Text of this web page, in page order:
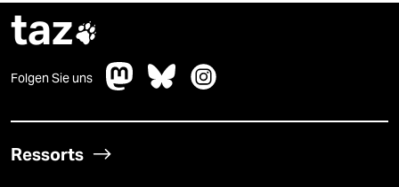
taz
Folgen Sie uns
Ressorts